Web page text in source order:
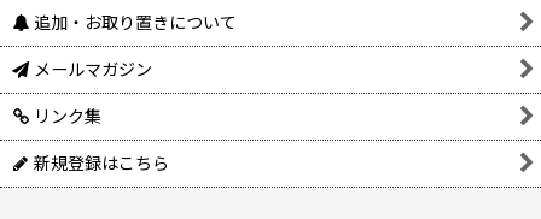
追加・お取り置きについて
メールマガジン
リンク集
新規登録はこちら